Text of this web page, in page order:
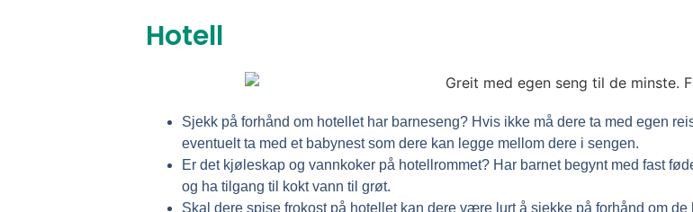
Hotell
Sjekk på forhånd om hotellet har barneseng? Hvis ikke må dere ta med egen
eventuelt ta med et babynest som dere kan legge mellom dere i sengen.
Er det kjøleskap og vannkoker på hotellrommet? Har barnet begynt med fast
og ha tilgang til kokt vann til grøt.
Skal dere spise frokost på hotellet kan dere være lurt å sjekke på forhånd om